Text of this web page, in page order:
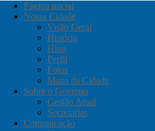
Página inicial
Nossa Cidade
Visão Geral
História
Hino
Perfil
Fotos
Mapa da Cidade
Sobre o Governo
Gestão Atual
Secretarias
Comunicação